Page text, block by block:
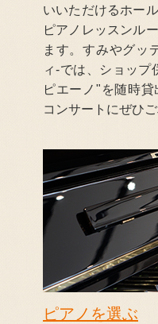
いいただけるホー
ピアノレッスンル
ます。すみやグッ
ィ-では、ショップ
ピエーノ"を随時
コンサートにぜひ
ピアノを選ぶ